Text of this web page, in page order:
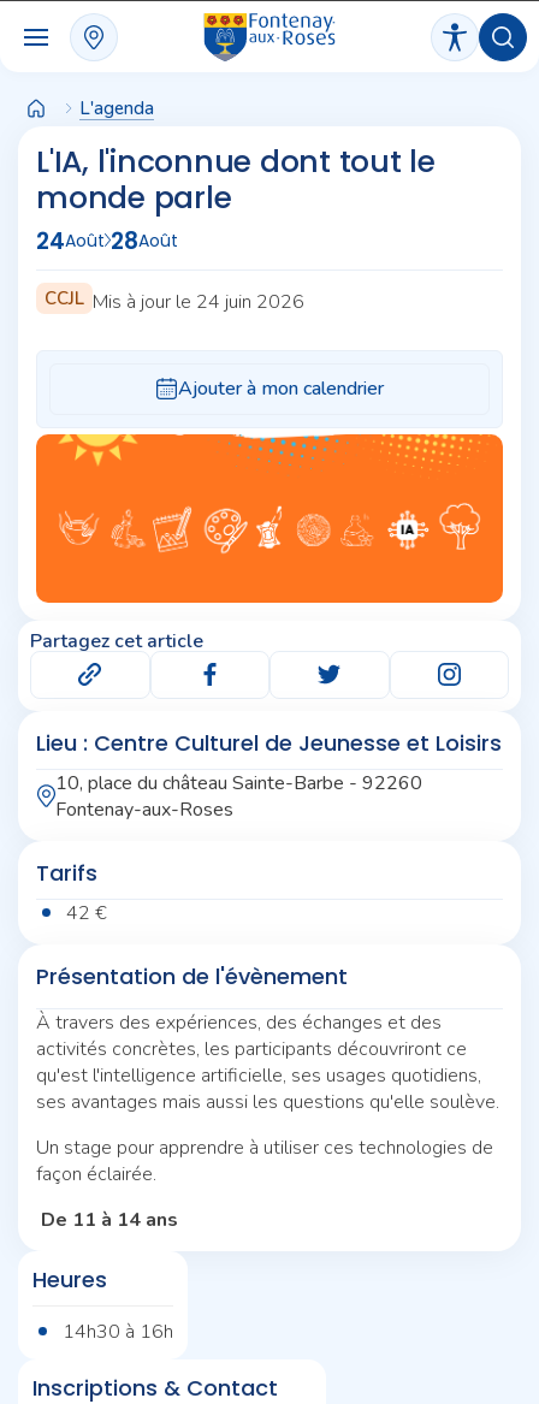
L'agenda
L'IA, l'inconnue dont tout le
monde parle
24Août 28Août
CCJL Mis à jour le 24 juin 2026
Partagez cet article
Lieu : Centre Culturel de Jeunesse et Loisirs
10, place du château Sainte-Barbe - 92260
Fontenay-aux-Roses
Tarifs
42 €
Présentation de l'évènement
À travers des expériences, des échanges et des
activités concrètes, les participants découvriront ce
qu'est l'intelligence artificielle, ses usages quotidiens,
ses avantages mais aussi les questions qu'elle soulève.
Un stage pour apprendre à utiliser ces technologies de
façon éclairée.
De 11 à 14 ans
Heures
14h30 à 16h
Inscriptions & Contact
Panneau de gestion des cookies